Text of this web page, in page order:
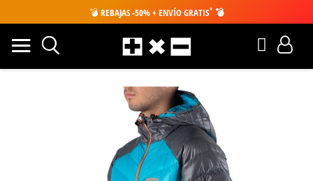
💣 REBAJAS -50% + ENVÍO GRATIS* 💣